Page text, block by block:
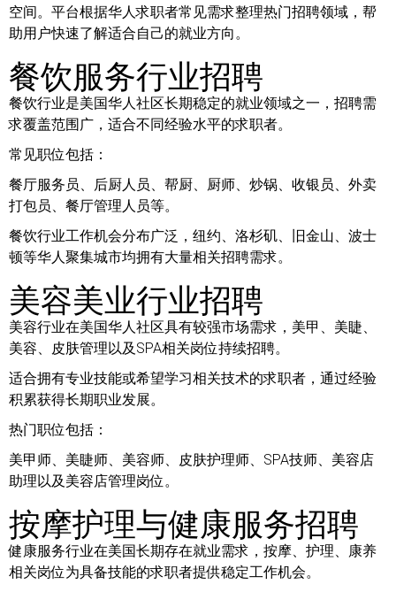
空间。平台根据华人求职者常见需求整理热门招聘领域，帮
助用户快速了解适合自己的就业方向。
餐饮服务行业招聘
餐饮行业是美国华人社区长期稳定的就业领域之一，招聘需
求覆盖范围广，适合不同经验水平的求职者。
常见职位包括：
餐厅服务员、后厨人员、帮厨、厨师、炒锅、收银员、外卖
打包员、餐厅管理人员等。
餐饮行业工作机会分布广泛，纽约、洛杉矶、旧金山、波士
顿等华人聚集城市均拥有大量相关招聘需求。
美容美业行业招聘
美容行业在美国华人社区具有较强市场需求，美甲、美睫、
美容、皮肤管理以及SPA相关岗位持续招聘。
适合拥有专业技能或希望学习相关技术的求职者，通过经验
积累获得长期职业发展。
热门职位包括：
美甲师、美睫师、美容师、皮肤护理师、SPA技师、美容店
助理以及美容店管理岗位。
按摩护理与健康服务招聘
健康服务行业在美国长期存在就业需求，按摩、护理、康养
相关岗位为具备技能的求职者提供稳定工作机会。